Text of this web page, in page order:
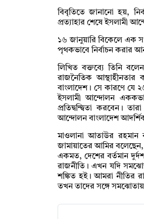
বিবৃতিতে জানানো হয়,
প্রত্যাহার শেষে ইসলামী
১৬ জানুয়ারি বিকেলে এক
পৃথকভাবে নির্বাচন করার
লিখিত বক্তব্যে তিনি
রাজনৈতিক আস্থাহীনতার
বাংলাদেশ। সে কারণে যে
ইসলামী আন্দোলন
প্রতিদ্বন্দ্বিতা করবেন।
আন্দোলন বাংলাদেশ আদর্শিক
মাওলানা আতাউর রহমান
জামায়াতের আমির
একমত, দেশের বর্তমান
রাজনীতি। এখন যদি
শঙ্কিত হই। আমরা নীতির
তখন তাদের সঙ্গে